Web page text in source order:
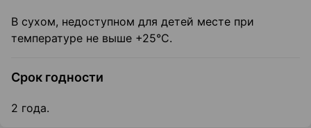
В сухом, недоступном для детей месте при
температуре не выше +25°С.
Срок годности
2 года.